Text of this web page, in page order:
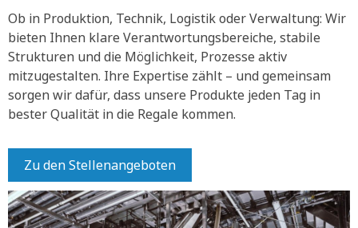
Ob in Produktion, Technik, Logistik oder Verwaltung: Wir
bieten Ihnen klare Verantwortungsbereiche, stabile
Strukturen und die Möglichkeit, Prozesse aktiv
mitzugestalten. Ihre Expertise zählt – und gemeinsam
sorgen wir dafür, dass unsere Produkte jeden Tag in
bester Qualität in die Regale kommen.
Zu den Stellenangeboten